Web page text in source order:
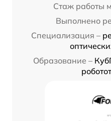
Стаж работы
Выполнено
Специализация –
Образование –